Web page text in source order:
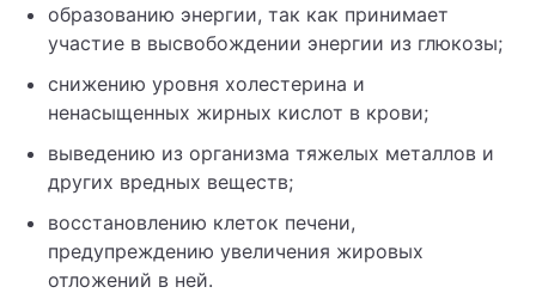
образованию энергии, так как принимает
участие в высвобождении энергии из глюкозы;
снижению уровня холестерина и
ненасыщенных жирных кислот в крови;
выведению из организма тяжелых металлов и
других вредных веществ;
восстановлению клеток печени,
предупреждению увеличения жировых
отложений в ней.